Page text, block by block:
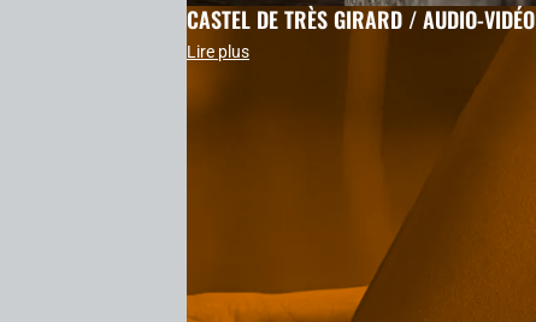
CASTEL DE TRÈS GIRARD / AUDIO-VIDÉO
Lire plus